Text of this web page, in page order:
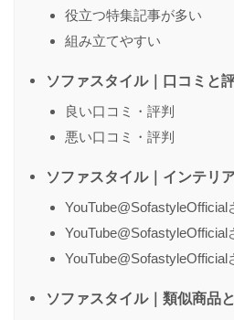
役立つ特集記事が多い
組み立てやすい
ソファスタイル｜口コミと
良い口コミ・評判
悪い口コミ・評判
ソファスタイル｜インテリ
YouTube@SofastyleOfficial
YouTube@SofastyleOfficial
YouTube@SofastyleOfficial
ソファスタイル｜類似商品